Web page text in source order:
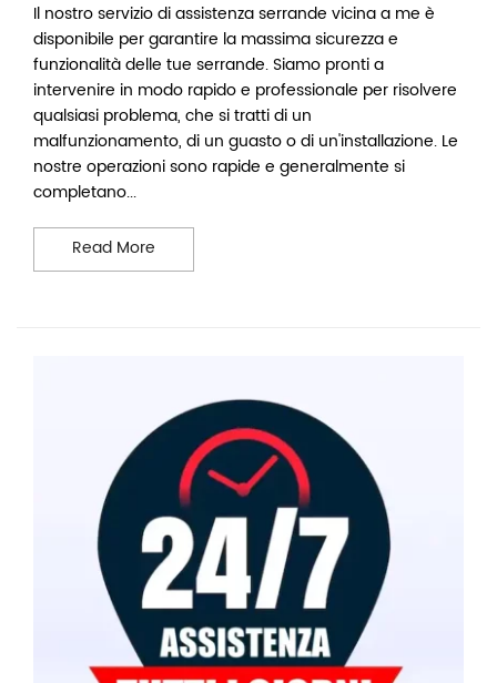
Il nostro servizio di assistenza serrande vicina a me è
disponibile per garantire la massima sicurezza e
funzionalità delle tue serrande. Siamo pronti a
intervenire in modo rapido e professionale per risolvere
qualsiasi problema, che si tratti di un
malfunzionamento, di un guasto o di un'installazione. Le
nostre operazioni sono rapide e generalmente si
completano...
Read More